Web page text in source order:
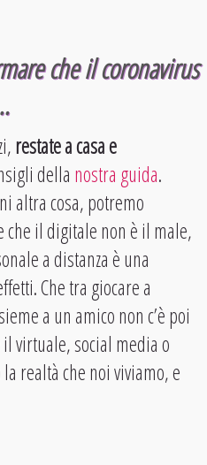
che il coronavirus
restate a casa e
della nostra guida.
altra cosa, potremo
il digitale non è il male,
a distanza è una
Che tra giocare a
a un amico non c’è poi
virtuale, social media o
realtà che noi viviamo, e